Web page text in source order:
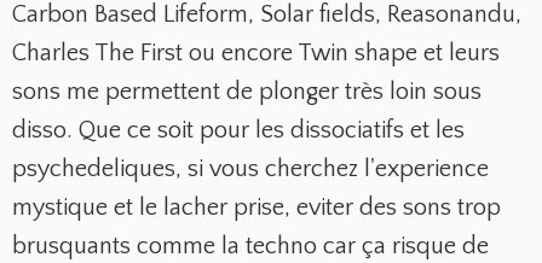
Carbon Based Lifeform, Solar fields, Reasonandu,
Charles The First ou encore Twin shape et leurs
sons me permettent de plonger très loin sous
disso. Que ce soit pour les dissociatifs et les
psychedeliques, si vous cherchez l'experience
mystique et le lacher prise, eviter des sons trop
brusquants comme la techno car ça risque de